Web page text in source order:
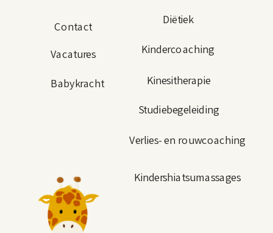
Diëtiek
Vacatures
Contact
Kindercoaching
Kinesitherapie
Studiebegeleiding
Verlies- en rouwcoaching
Kindershiatsumassages
Babykracht